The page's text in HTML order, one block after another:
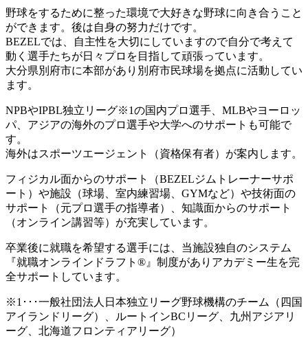
野球をするために整った環境で大好きな野球に向き合うこと
ができます。後は自身の努力だけです。
BEZELでは、自主性を大切にしていますので自分で考えて
動く選手たちが日々プロを目指して頑張っています。
大分県別府市に本部があり別府市民球場を拠点に活動してい
ます。
NPBやIPBL独立リーグ※1の国内プロ選手、MLBやヨーロッ
パ、アジアの海外のプロ選手や大学へのサポートも可能で
す。
海外はスポーツエージェント（資格保有者）が案内します。
フィジカル面からのサポート（BEZELジムトレーナーサポ
ート）や施設（球場、室内練習場、GYMなど）や技術面の
サポート（元プロ選手の指導者）、知識面からのサポート
（オンライン講習等）が充実しています。
卒業後に就職を希望する選手には、当施設独自のシステム
『就職オンラインドラフト®』制度がありアカデミー生を完
全サポートしています。
※1･･･一般社団法人日本独立リーグ野球機構のチーム（四国
アイランドリーグ）、ルートインBCリーグ、九州アジアリ
ーグ、北海道フロンティアリーグ）